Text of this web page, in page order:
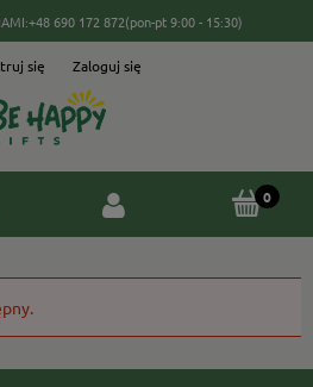
+48 690 172 872(pon-pt 9:00 - 15:30)
się Zaloguj się